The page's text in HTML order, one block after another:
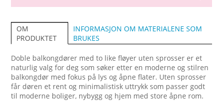
OM
PRODUKTET
INFORMASJON OM MATERIALENE SOM
BRUKES
Doble balkongdører med to like fløyer uten sprosser er et
naturlig valg for deg som søker etter en moderne og stilren
balkongdør med fokus på lys og åpne flater. Uten sprosser
får døren et rent og minimalistisk uttrykk som passer godt
til moderne boliger, nybygg og hjem med store åpne rom.